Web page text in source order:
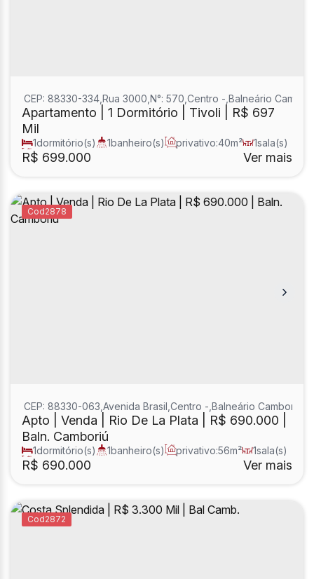
Apartamento | 1 Dormitório | Tivoli | R$ 697
Mil
R$ 699.000
CEP: 88330-334 Rua 3000 N°: 570 Centro Balneário
1dormitório(s) 1banheiro(s) privativo:40m² 1sala(s)
total:40m² Ver mais
2878
Apto | Venda | Rio De La Plata | R$ 690.000 |
Baln. Camboriú
R$ 690.000
CEP: 88330-063 Avenida Brasil Centro Balneário Camboriú
1dormitório(s) 1banheiro(s) privativo:56m² 1sala(s)
total:56m² Ver mais
2872